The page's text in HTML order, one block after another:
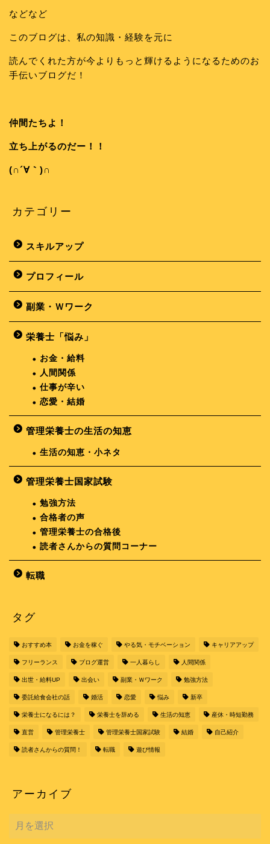
などなど
このブログは、私の知識・経験を元に
読んでくれた方が今よりもっと輝けるようになるためのお
手伝いブログだ！
仲間たちよ！
立ち上がるのだー！！
(∩´∀｀)∩
カテゴリー
スキルアップ
プロフィール
副業・Ｗワーク
栄養士「悩み」
お金・給料
人間関係
仕事が辛い
恋愛・結婚
管理栄養士の生活の知恵
生活の知恵・小ネタ
管理栄養士国家試験
勉強方法
合格者の声
管理栄養士の合格後
読者さんからの質問コーナー
転職
タグ
おすすめ本 お金を稼ぐ やる気・モチベーション キャリアアップ
フリーランス ブログ運営 一人暮らし 人間関係
出世・給料UP 出会い 副業・Ｗワーク 勉強方法
委託給食会社の話 婚活 恋愛 悩み 新卒
栄養士になるには？ 栄養士を辞める 生活の知恵 産休・時短勤務
直営 管理栄養士 管理栄養士国家試験 結婚 自己紹介
読者さんからの質問！ 転職 遊び情報
アーカイブ
ア
ー